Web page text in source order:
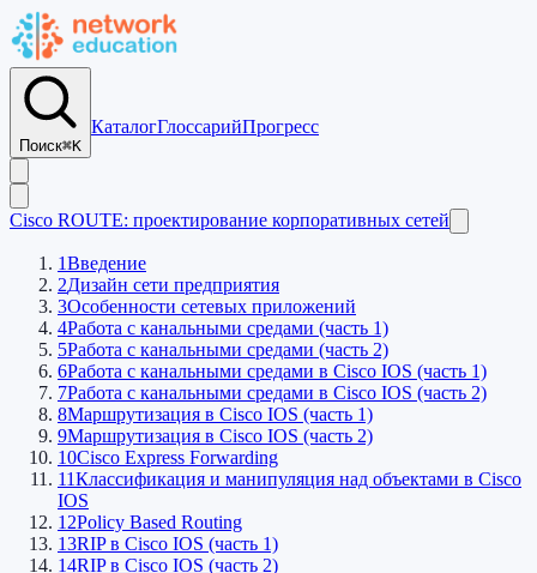
Поиск⌘K
КаталогГлоссарийПрогресс
Cisco ROUTE: проектирование корпоративных сетей
1Введение
2Дизайн сети предприятия
3Особенности сетевых приложений
4Работа с канальными средами (часть 1)
5Работа с канальными средами (часть 2)
6Работа с канальными средами в Cisco IOS (часть 1)
7Работа с канальными средами в Cisco IOS (часть 2)
8Маршрутизация в Cisco IOS (часть 1)
9Маршрутизация в Cisco IOS (часть 2)
10Cisco Express Forwarding
11Классификация и манипуляция над объектами в Cisco
IOS
12Policy Based Routing
13RIP в Cisco IOS (часть 1)
14RIP в Cisco IOS (часть 2)